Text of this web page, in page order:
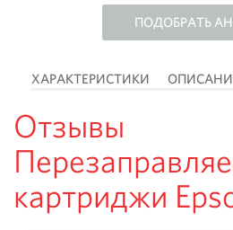
ПОДОБРАТЬ
ХАРАКТЕРИСТИКИ
Отзывы
картриджи